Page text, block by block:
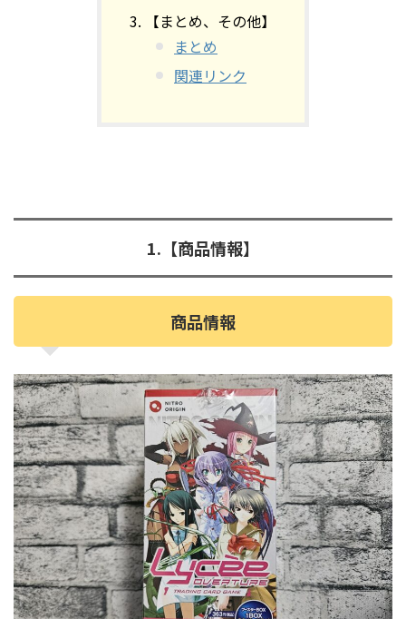
【まとめ、その他】
まとめ
関連リンク
1.【商品情報】
商品情報